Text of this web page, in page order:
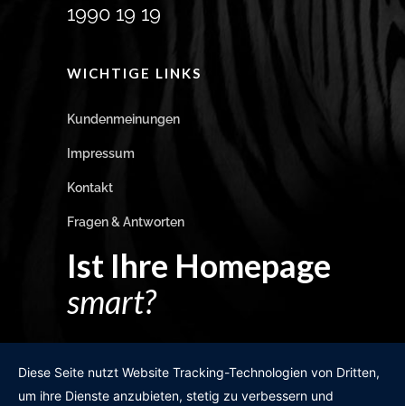
1990 19 19
WICHTIGE LINKS
Kundenmeinungen
Impressum
Kontakt
Fragen & Antworten
Ist Ihre Homepage
smart?
Diese Seite nutzt Website Tracking-Technologien von Dritten,
um ihre Dienste anzubieten, stetig zu verbessern und